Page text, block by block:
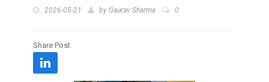
2026-05-21 by Gaurav Sharma 0
Share Post